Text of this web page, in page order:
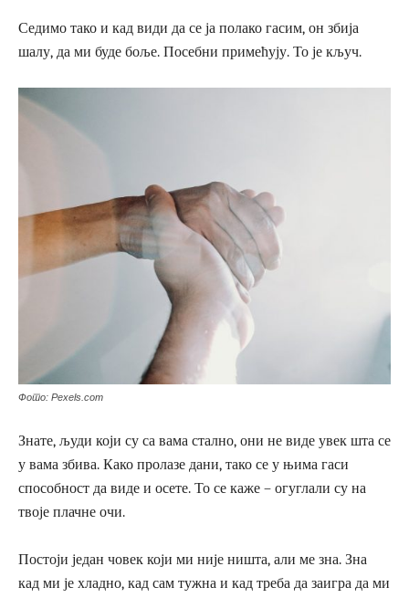
Седимо тако и кад види да се ја полако гасим, он збија
шалу, да ми буде боље. Посебни примећују. То је кључ.
Фото: Pexels.com
Знате, људи који су са вама стално, они не виде увек шта се
у вама збива. Како пролазе дани, тако се у њима гаси
способност да виде и осете. То се каже – огуглали су на
твоје плачне очи.
Постоји један човек који ми није ништа, али ме зна. Зна
кад ми је хладно, кад сам тужна и кад треба да заигра да ми